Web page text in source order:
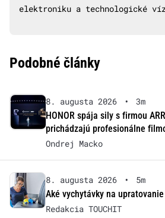
elektroniku a technologické
Podobné články
8. augusta 2026 •
3m
HONOR spája sily s firmou
prichádzajú profesionálne
Ondrej Macko
8. augusta 2026 •
5m
Aké vychytávky na
Redakcia TOUCHIT